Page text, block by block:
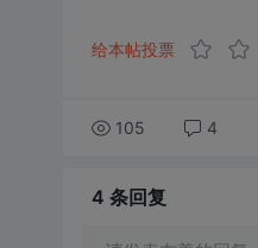
给本帖投票
105 4
4 条回复